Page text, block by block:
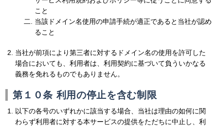
こと
当該ドメイン名使用の申請手続が適正であると当社が認め
ること
当社が前項により第三者に対するドメイン名の使用を許可した
場合においても、利用者は、利用契約に基づいて負ういかなる
義務を免れるものでもありません。
第１０条 利用の停止を含む制限
以下の各号のいずれかに該当する場合、当社は理由の如何に関
わらず利用者に対する本サービスの提供をただちに中止し、利